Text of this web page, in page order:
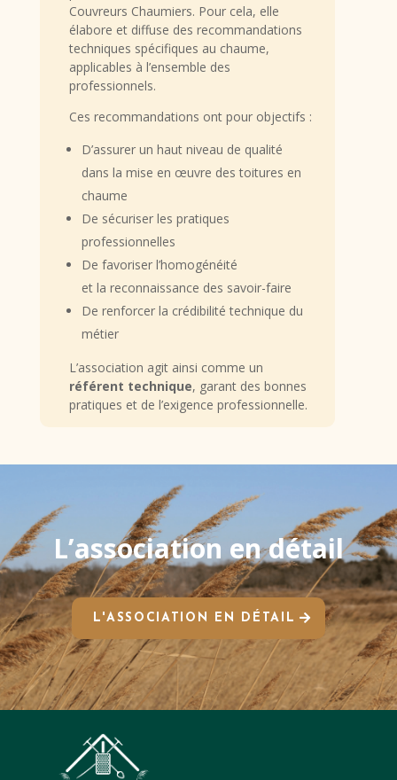
Couvreurs Chaumiers. Pour cela, elle
élabore et diffuse des recommandations
techniques spécifiques au chaume,
applicables à l’ensemble des
professionnels.
Ces recommandations ont pour objectifs :
D’assurer un haut niveau de qualité
dans la mise en œuvre des toitures en
chaume
De sécuriser les pratiques
professionnelles
De favoriser l’homogénéité
et la reconnaissance des savoir-faire
De renforcer la crédibilité technique du
métier
L’association agit ainsi comme un
référent technique, garant des bonnes
pratiques et de l’exigence professionnelle.
L’association en détail
L'ASSOCIATION EN DÉTAIL